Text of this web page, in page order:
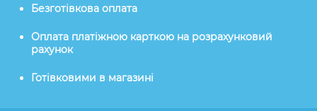
Безготівкова оплата
Оплата платіжною карткою на розрахунковий
рахунок
Готівковими в магазині